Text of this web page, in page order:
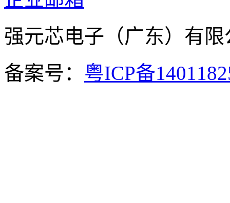
强元芯电子（广东）
备案号： 粤ICP备